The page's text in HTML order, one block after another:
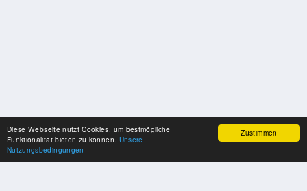
Zustimmen
Diese Webseite nutzt Cookies, um bestmögliche
Funktionalität bieten zu können. Unsere
Nutzungsbedingungen